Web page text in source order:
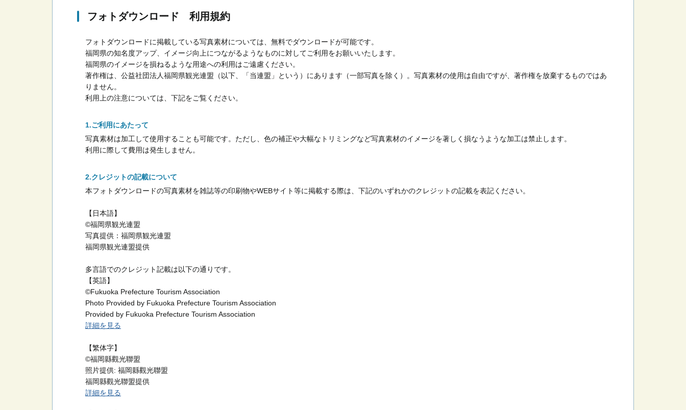
フォトダウンロード 利用規約
フォトダウンロードに掲載している写真素材については、無料でダウンロードが可能です。
福岡県の知名度アップ、イメージ向上につながるようなものに対してご利用をお願いいたします。
福岡県のイメージを損ねるような用途への利用はご遠慮ください。
著作権は、公益社団法人福岡県観光連盟（以下、「当連盟」という）にあります（一部写真を除く）。写真素材の使用は自由ですが、著作権を放棄するものではあ
りません。
利用上の注意については、下記をご覧ください。
ご利用にあたって
写真素材は加工して使用することも可能です。ただし、色の補正や大幅なトリミングなど写真素材のイメージを著しく損なうような加工は禁止します。
利用に際して費用は発生しません。
クレジットの記載について
本フォトダウンロードの写真素材を雑誌等の印刷物やWEBサイト等に掲載する際は、下記のいずれかのクレジットの記載を表記ください。
【日本語】
©福岡県観光連盟
写真提供：福岡県観光連盟
福岡県観光連盟提供
多言語でのクレジット記載は以下の通りです。
【英語】
©Fukuoka Prefecture Tourism Association
Photo Provided by Fukuoka Prefecture Tourism Association
Provided by Fukuoka Prefecture Tourism Association
詳細を見る
【繁体字】
©福岡縣觀光聯盟
照片提供: 福岡縣觀光聯盟
福岡縣觀光聯盟提供
詳細を見る